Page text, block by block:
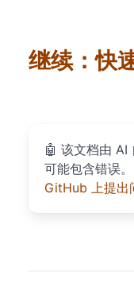
继续：快
🤖 该文档由 AI
可能包含错误
GitHub 上提出